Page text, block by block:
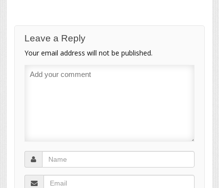
Leave a Reply
Your email address will not be published.